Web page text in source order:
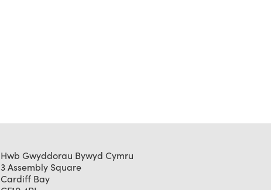
Hwb Gwyddorau Bywyd Cymru
3 Assembly Square
Cardiff Bay